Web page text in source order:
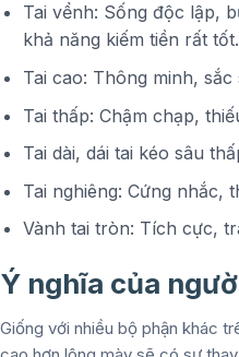
Tai vểnh: Sống độc lập,
khả năng kiếm tiền rất tốt.
Tai cao: Thông minh,
Tai thấp: Chậm chạp,
Tai dài, dái tai kéo sâu
Tai nghiêng: Cứng nhắc,
Vành tai tròn: Tích cực,
Ý nghĩa của
Giống với nhiều bộ phận khác